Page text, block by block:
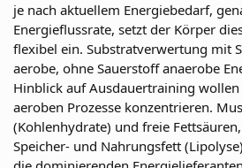
je nach aktuellem Energiebedarf,
Energieflussrate, setzt der Körper
flexibel ein. Substratverwertung mit
aerobe, ohne Sauerstoff anaerobe
Hinblick auf Ausdauertraining
aeroben Prozesse konzentrieren.
(Kohlenhydrate) und freie
Speicher- und Nahrungsfett